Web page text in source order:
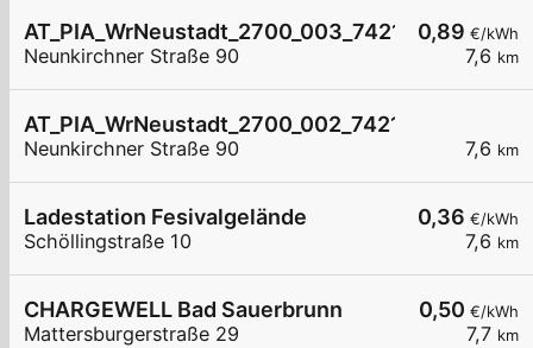
0,89 €/kWh
7,6 km
AT_PIA_WrNeustadt_2700_003_7421036489
Neunkirchner Straße 90
7,6 km
AT_PIA_WrNeustadt_2700_002_7421036489
Neunkirchner Straße 90
0,36 €/kWh
7,6 km
Ladestation Fesivalgelände
Schöllingstraße 10
0,50 €/kWh
7,7 km
CHARGEWELL Bad Sauerbrunn
Mattersburgerstraße 29